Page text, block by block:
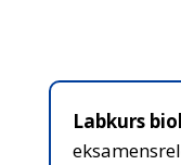
Labkurs